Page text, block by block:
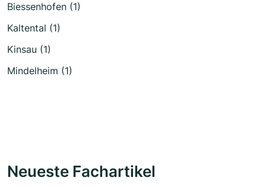
Biessenhofen (1)
Kaltental (1)
Kinsau (1)
Mindelheim (1)
Neueste Fachartikel